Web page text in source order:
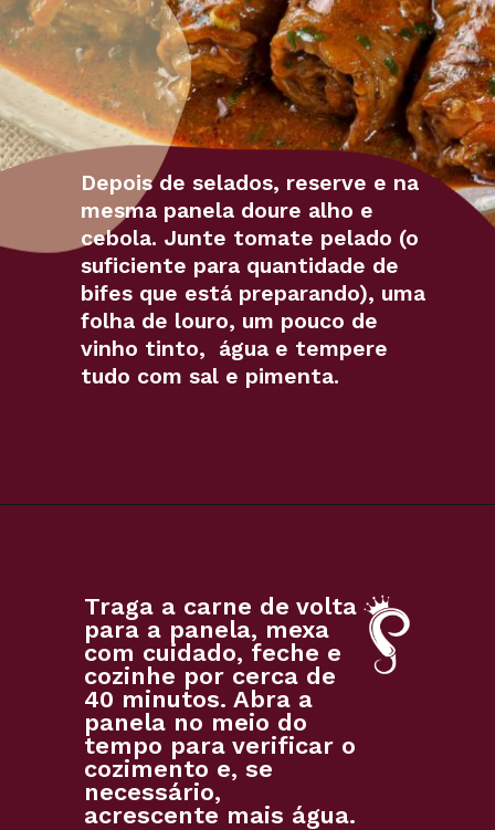
Depois de selados, reserve e na
mesma panela doure alho e
cebola. Junte tomate pelado (o
suficiente para quantidade de
bifes que está preparando), uma
folha de louro, um pouco de
vinho tinto, água e tempere
tudo com sal e pimenta.
Traga a carne de volta
para a panela, mexa
com cuidado, feche e
cozinhe por cerca de
40 minutos. Abra a
panela no meio do
tempo para verificar o
cozimento e, se
necessário,
acrescente mais água.